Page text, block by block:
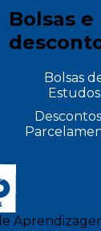
Bolsas e
Bolsas
Estudos